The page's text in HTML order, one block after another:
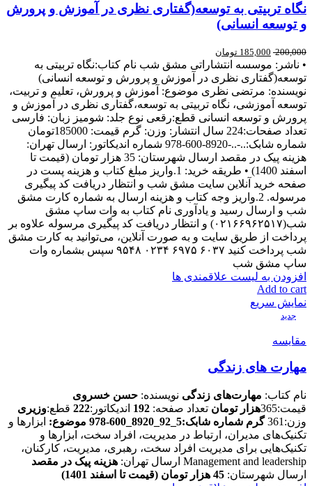
نگاه تربیتی به توسعه(گفتاری نظری در آموزش و پرورش
و توسعه انسانی)
200,000
185,000 تومان
• ناشر: موسسه انتشاراتی مشق شب نام کتاب:نگاه تربیتی به
توسعه(گفتاری نظری در آموزش و پرورش و توسعه انسانی)
نويسنده: مرتضی نظری موضوع: آموزش و پرورش، تعلیم و تربیت،
توسعه آموزشی، نگاه تربیتی به توسعه،گفتاری نظری در آموزش و
پرورش و توسعه انسانی قطع:رقعی نوع جلد: شومیز زبان: فارسی
تعداد صفحات:224 سال انتشار: وزن: گرم قیمت: 185000تومان
شماره شابک:..-..-8920-600-978 شماره اندیکاتور: ارسال تهران:
هزینه پیک در مقصد ارسال شهرستان: 35 هزار تومان (قیمت تا
اسفند 1400) • طریقه خرید: 1.واریز مبلغ کتاب و هزینه پست در
صفحه خرید آنلاین سایت مشق شب و انتظار دریافت کد پیگیری
مرسوله. 2.واریز وجه کتاب و هزینه ارسال به شماره کارت مشق
شب و ارسال رسید و یادآوری نام کتاب به وات ساپ مشق
شب(۰۲۱۶۶۹۶۲۵۱۷) و انتظار دریافت کد پیگیری مرسوله علاوه بر
پرداخت از طریق سایت و به صورت آنلاین، می‌توانید به کارت مشق
شب پرداخت کنید ۶۰۳۷ ۶۹۷۵ ۰۲۳۴ ۹۵۴۸ سپس بشماره وات
ساپ مشق شب
افزودن به لیست علاقمندی ها
Add to cart
نمایش سریع
جدید
مقایسه
مهارت های زندگی
نام کتاب: مهارت‌های زندگی نویسنده: حسن خسروی
قیمت:365
هزار تومان تعداد صفحه: 192 اندیکاتور:222 قطع:وزیری
وزن:361
گرم شماره شابک:5_92_8920_600‑978 موضوع: ابزارها و
تکنیک‌های مدیران، ارتباط در مدیریت، افراد سخت، ابزارها و
تکنیک‌هایی برای مدیریت افراد سخت، رهبری، مدیریت، کارکنان،
Management and leadership ارسال تهران:
هزینه پیک در مقصد
ارسال شهرستان:
هزار تومان (قیمت تا اسفند 1401)